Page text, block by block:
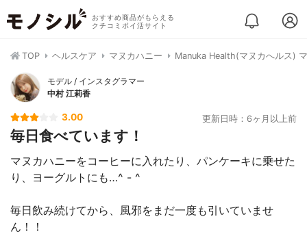
おすすめ商品がもらえる
クチコミポイ活サイト
TOP ヘルスケア マヌカハニー Manuka Health(マヌカへルス)
モデル / インスタグラマー
中村 江莉香
3.00 更新日時：6ヶ月以上前
毎日食べています！
マヌカハニーをコーヒーに入れたり、パンケーキに乗せた
り、ヨーグルトにも…^ - ^
毎日飲み続けてから、風邪をまだ一度も引いていませ
ん！！